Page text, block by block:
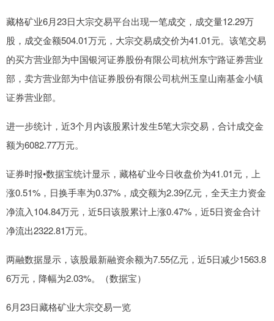
藏格矿业6月23日大宗交易平台出现一笔成交，成交量12.29万
股，成交金额504.01万元，大宗交易成交价为41.01元。该笔交易
的买方营业部为中国银河证券股份有限公司杭州东宁路证券营业
部，卖方营业部为中信证券股份有限公司杭州玉皇山南基金小镇
证券营业部。
进一步统计，近3个月内该股累计发生5笔大宗交易，合计成交金
额为6082.77万元。
证券时报•数据宝统计显示，藏格矿业今日收盘价为41.01元，上
涨0.51%，日换手率为0.37%，成交额为2.39亿元，全天主力资金
净流入104.84万元，近5日该股累计上涨0.47%，近5日资金合计
净流出2322.81万元。
两融数据显示，该股最新融资余额为7.55亿元，近5日减少1563.8
6万元，降幅为2.03%。（数据宝）
6月23日藏格矿业大宗交易一览